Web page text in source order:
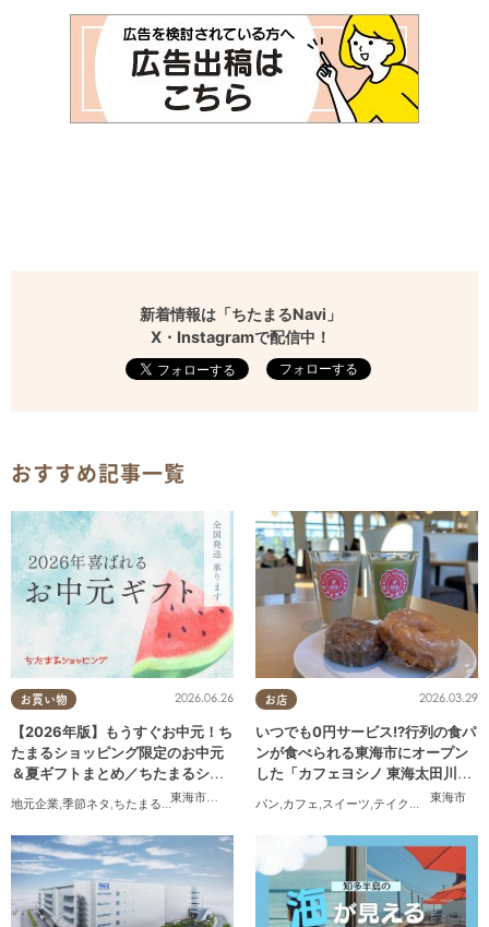
新着情報は「ちたまるNavi」
X・Instagramで配信中！
フォローする
おすすめ記事一覧
お買い物
東海市
,大府市 知多市 ,東浦町,阿久比町,半田市 常滑市,武豊
2026.06.26
【2026年版】もうすぐお中元！ち
たまるショッピング限定のお中元
＆夏ギフトまとめ／ちたまるショ
地元企業 季節ネタ ちたまるショッピング 家族 ,おうち時間
お店
東海市
2026.03.29
いつでも0円サービス!?行列の食パ
ンが食べられる東海市にオープン
した「カフェヨシノ 東海太田川
パン カフェ スイーツ テイクアウト ,家族